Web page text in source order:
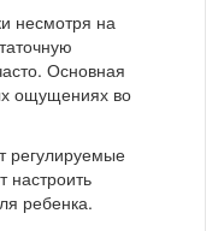
несмотря на
Основная
ощущениях во
регулируемые
настроить
ребенка.